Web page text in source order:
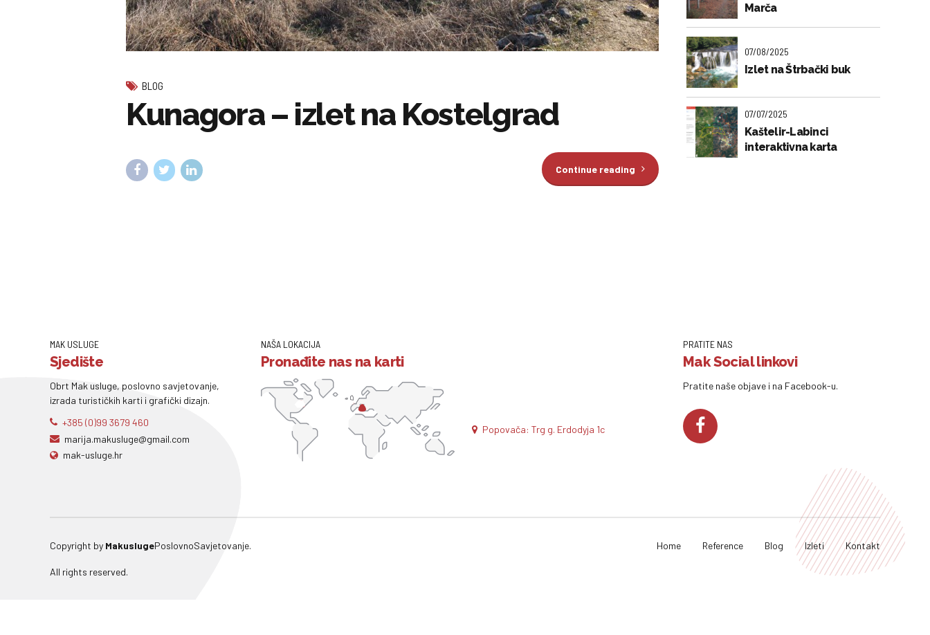
BLOG
Kunagora – izlet na Kostelgrad
Continue reading
Marča
07/08/2025
Izlet na Štrbački buk
07/07/2025
Kaštelir-Labinci
interaktivna karta
MAK USLUGE
Sjedište
Obrt Mak usluge, poslovno savjetovanje,
izrada turističkih karti i grafički dizajn.
+385 (0)99 3679 460
marija.makusluge@gmail.com
mak-usluge.hr
NAŠA LOKACIJA
Pronađite nas na karti
Popovača: Trg g. Erdodyja 1c
PRATITE NAS
Mak Social linkovi
Pratite naše objave i na Facebook-u.
Copyright by MakuslugePoslovnoSavjetovanje.
All rights reserved.
Home Reference Blog Izleti Kontakt